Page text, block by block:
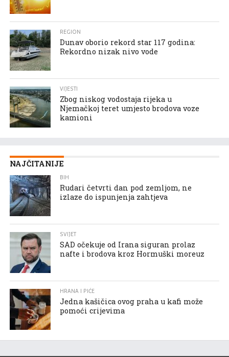
REGION
Dunav oborio rekord star 117 godina:
Rekordno nizak nivo vode
VIJESTI
Zbog niskog vodostaja rijeka u
Njemačkoj teret umjesto brodova voze
kamioni
NAJČITANIJE
BIH
Rudari četvrti dan pod zemljom, ne
izlaze do ispunjenja zahtjeva
SVIJET
SAD očekuje od Irana siguran prolaz
nafte i brodova kroz Hormuški moreuz
HRANA I PIĆE
Jedna kašičica ovog praha u kafi može
pomoći crijevima